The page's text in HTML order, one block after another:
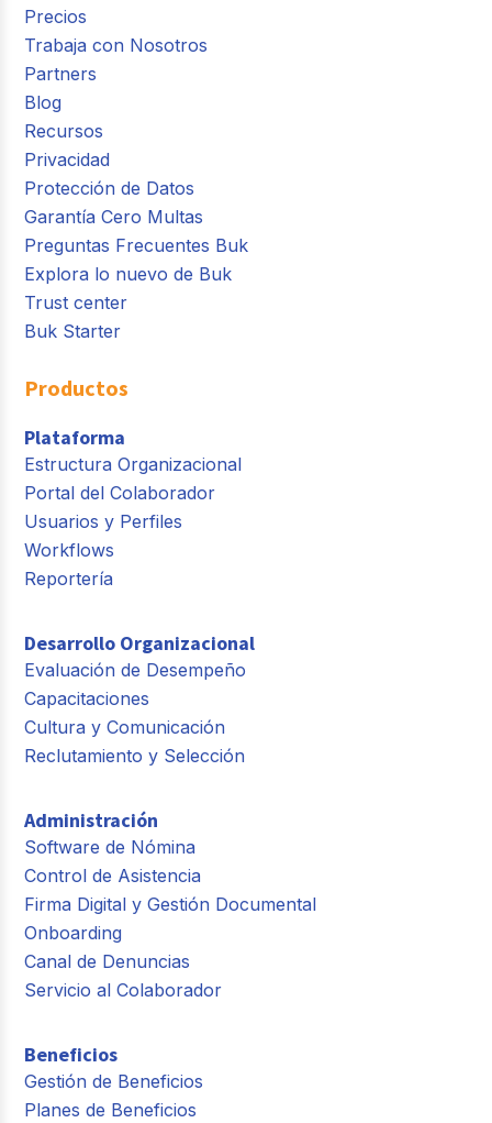
Precios
Trabaja con Nosotros
Partners
Blog
Recursos
Privacidad
Protección de Datos
Garantía Cero Multas
Preguntas Frecuentes Buk
Explora lo nuevo de Buk
Trust center
Buk Starter
Productos
Plataforma
Estructura Organizacional
Portal del Colaborador
Usuarios y Perfiles
Workflows
Reportería
Desarrollo Organizacional
Evaluación de Desempeño
Capacitaciones
Cultura y Comunicación
Reclutamiento y Selección
Administración
Software de Nómina
Control de Asistencia
Firma Digital y Gestión Documental
Onboarding
Canal de Denuncias
Servicio al Colaborador
Beneficios
Gestión de Beneficios
Planes de Beneficios